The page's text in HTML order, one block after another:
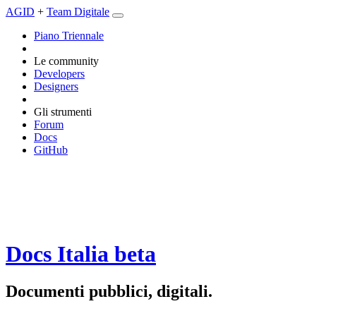
AGID + Team Digitale
Piano Triennale
Le community
Developers
Designers
Gli strumenti
Forum
Docs
GitHub
Docs Italia beta
Documenti pubblici, digitali.